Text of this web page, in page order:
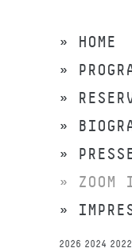
» HOME
»
»
»
»
» ZOOM
»
2026 2024 2022